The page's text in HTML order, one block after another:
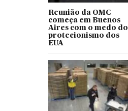
Reunião da OMC
começa em Buenos
Aires com o medo do
protecionismo dos
EUA